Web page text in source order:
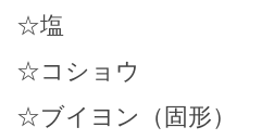
☆塩 小さ
☆コショウ
☆ブイヨン（固形）